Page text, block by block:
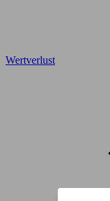
Wertverlust